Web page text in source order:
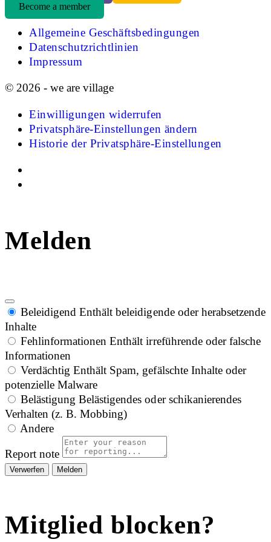
Become a member
Allgemeine Geschäftsbedingungen
Datenschutzrichtlinien
Impressum
© 2026 - we are village
Einwilligungen widerrufen
Privatsphäre-Einstellungen ändern
Historie der Privatsphäre-Einstellungen
Melden
Beleidigend Enthält beleidigende oder herabsetzende
Inhalte
Fehlinformationen Enthält irreführende oder falsche
Informationen
Verdächtig Enthält Spam, gefälschte Inhalte oder
potenzielle Malware
Belästigung Belästigendes oder schikanierendes
Verhalten (z. B. Mobbing)
Andere
Report note
Melden
Mitglied blocken?